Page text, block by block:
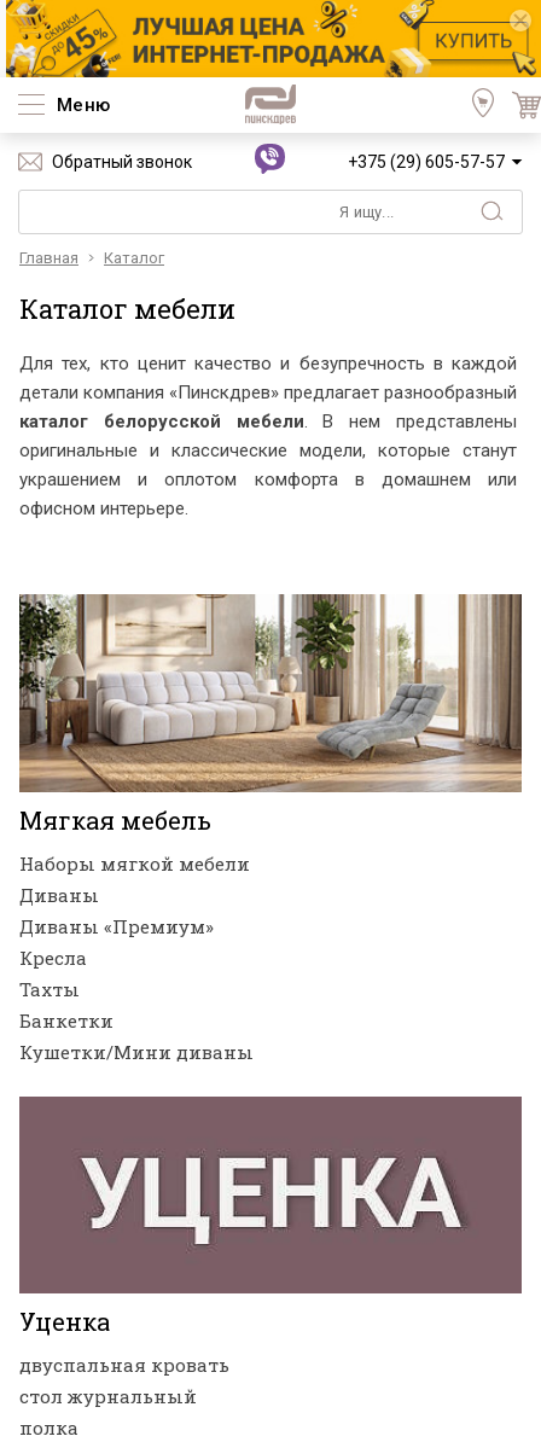
Меню
Обратный звонок +375 (29) 605-57-57
Главная Каталог
Каталог мебели
Для тех, кто ценит качество и безупречность в каждой
детали компания «Пинскдрев» предлагает разнообразный
каталог белорусской мебели. В нем представлены
оригинальные и классические модели, которые станут
украшением и оплотом комфорта в домашнем или
офисном интерьере.
Мягкая мебель
Наборы мягкой мебели
Диваны
Диваны «Премиум»
Кресла
Тахты
Банкетки
Кушетки/Мини диваны
Уценка
двуспальная кровать
стол журнальный
полка